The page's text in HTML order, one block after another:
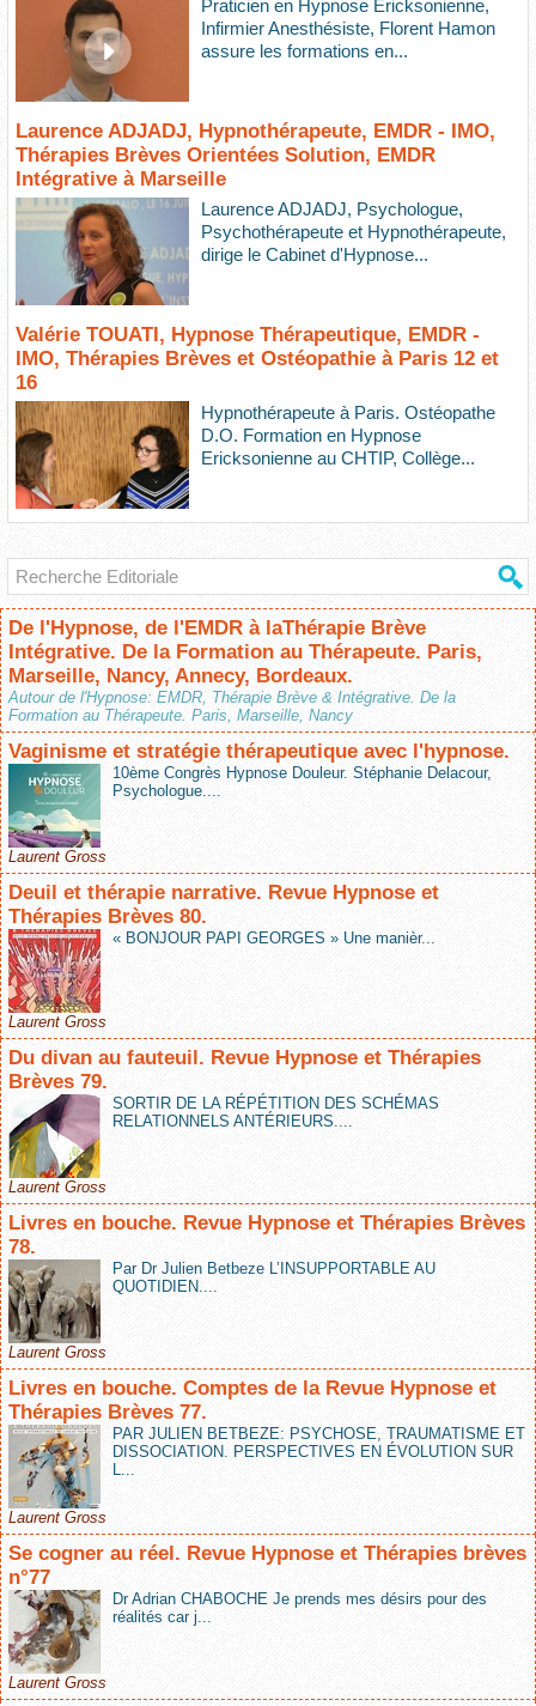
Praticien en Hypnose Ericksonienne,
Infirmier Anesthésiste, Florent Hamon
assure les formations en...
Laurence ADJADJ, Hypnothérapeute, EMDR - IMO,
Thérapies Brèves Orientées Solution, EMDR
Intégrative à Marseille
Laurence ADJADJ, Psychologue,
Psychothérapeute et Hypnothérapeute,
dirige le Cabinet d'Hypnose...
Valérie TOUATI, Hypnose Thérapeutique, EMDR -
IMO, Thérapies Brèves et Ostéopathie à Paris 12 et
16
Hypnothérapeute à Paris. Ostéopathe
D.O. Formation en Hypnose
Ericksonienne au CHTIP, Collège...
De l'Hypnose, de l'EMDR à laThérapie Brève
Intégrative. De la Formation au Thérapeute. Paris,
Marseille, Nancy, Annecy, Bordeaux.
Autour de l'Hypnose: EMDR, Thérapie Brève & Intégrative. De la
Formation au Thérapeute. Paris, Marseille, Nancy
Vaginisme et stratégie thérapeutique avec l'hypnose.
10ème Congrès Hypnose Douleur. Stéphanie Delacour,
Psychologue....
Laurent Gross
Deuil et thérapie narrative. Revue Hypnose et
Thérapies Brèves 80.
« BONJOUR PAPI GEORGES » Une manièr...
Laurent Gross
Du divan au fauteuil. Revue Hypnose et Thérapies
Brèves 79.
SORTIR DE LA RÉPÉTITION DES SCHÉMAS
RELATIONNELS ANTÉRIEURS....
Laurent Gross
Livres en bouche. Revue Hypnose et Thérapies Brèves
78.
Par Dr Julien Betbeze L’INSUPPORTABLE AU
QUOTIDIEN....
Laurent Gross
Livres en bouche. Comptes de la Revue Hypnose et
Thérapies Brèves 77.
PAR JULIEN BETBEZE: PSYCHOSE, TRAUMATISME ET
DISSOCIATION. PERSPECTIVES EN ÉVOLUTION SUR
L...
Laurent Gross
Se cogner au réel. Revue Hypnose et Thérapies brèves
n°77
Dr Adrian CHABOCHE Je prends mes désirs pour des
réalités car j...
Laurent Gross